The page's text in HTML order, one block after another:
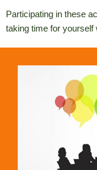
Participating in these
taking time for yourself